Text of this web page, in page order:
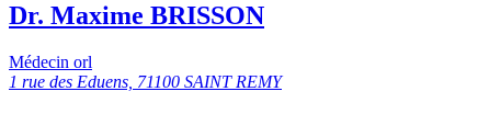
Dr. Maxime BRISSON
Médecin orl
1 rue des Eduens, 71100 SAINT REMY